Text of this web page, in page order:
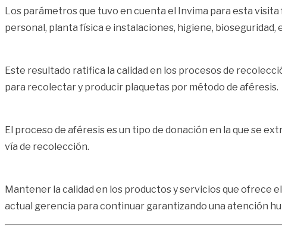
Los parámetros que tuvo en cuenta el Invima para esta
personal, planta física e instalaciones, higiene, bioseguridad,
Este resultado ratifica la calidad en los procesos de
para recolectar y producir plaquetas por método de aféresis.
El proceso de aféresis es un tipo de donación en la que se
vía de recolección.
Mantener la calidad en los productos y servicios que ofrece
actual gerencia para continuar garantizando una atención